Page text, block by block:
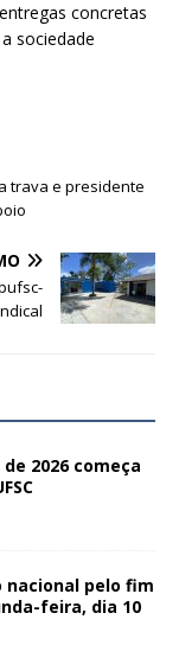
concretas
sociedade
trava e presidente
2026 começa
nacional pelo fim
feira, dia 10